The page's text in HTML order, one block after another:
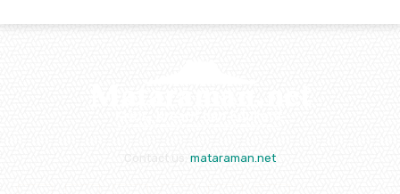
mataraman.net